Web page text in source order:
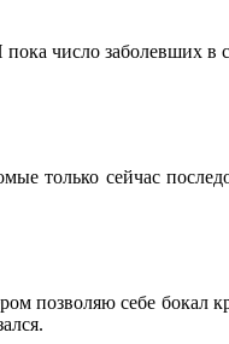
число заболевших в
только сейчас
позволяю себе бокал